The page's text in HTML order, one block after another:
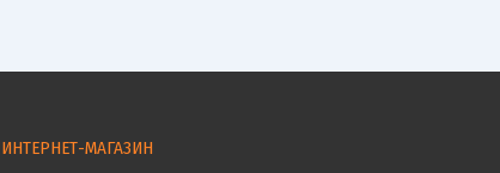
ИНТЕРНЕТ-МАГАЗИН